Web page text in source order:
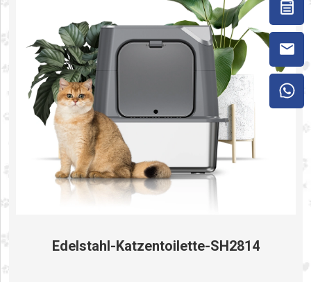
Edelstahl-Katzentoilette-SH2814